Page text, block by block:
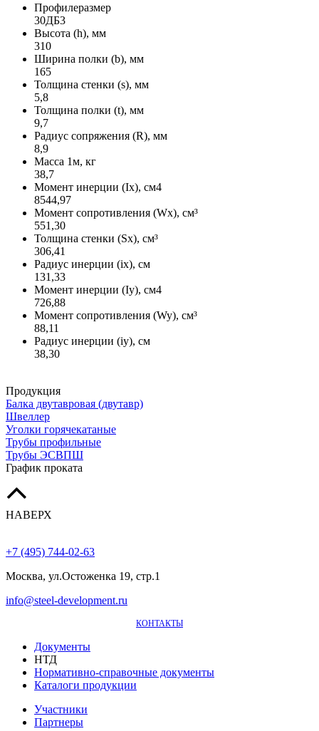
Профилеразмер
30ДБ3
Высота (h), мм
310
Ширина полки (b), мм
165
Толщина стенки (s), мм
5,8
Толщина полки (t), мм
9,7
Радиус сопряжения (R), мм
8,9
Масса 1м, кг
38,7
Момент инерции (Ix), см4
8544,97
Момент сопротивления (Wx), см³
551,30
Толщина стенки (Sx), см³
306,41
Радиус инерции (ix), см
131,33
Момент инерции (Iy), см4
726,88
Момент сопротивления (Wy), см³
88,11
Радиус инерции (iy), см
38,30
Продукция
Балка двутавровая (двутавр)
Швеллер
Уголки горячекатаные
Трубы профильные
Трубы ЭСВПШ
График проката
НАВЕРХ
+7 (495) 744-02-63
Москва, ул.Остоженка 19, стр.1
info@steel-development.ru
КОНТАКТЫ
Документы
НТД
Нормативно-справочные документы
Каталоги продукции
Участники
Партнеры